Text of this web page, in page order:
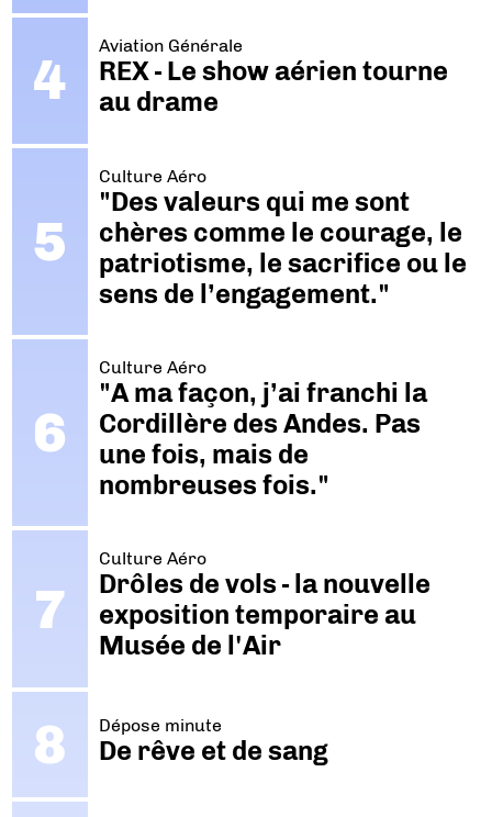
Aviation Générale
REX - Le show aérien tourne
au drame
Culture Aéro
"Des valeurs qui me sont
chères comme le courage, le
patriotisme, le sacrifice ou le
sens de l’engagement."
Culture Aéro
"A ma façon, j’ai franchi la
Cordillère des Andes. Pas
une fois, mais de
nombreuses fois."
Culture Aéro
Drôles de vols - la nouvelle
exposition temporaire au
Musée de l'Air
Dépose minute
De rêve et de sang